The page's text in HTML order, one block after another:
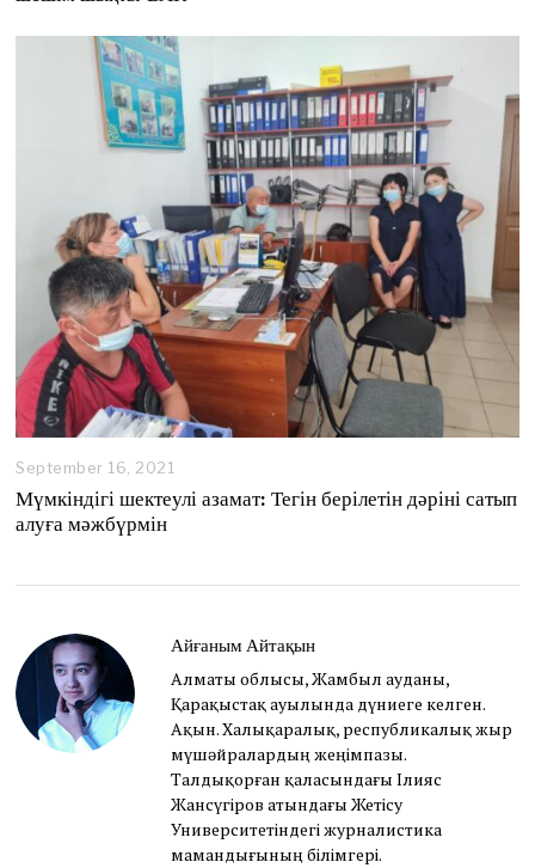
September 16, 2021
p
r
7
,
2
1
Мүмкіндігі шектеулі азамат: Тегін берілетін дәріні сатып
алуға мәжбүрмін
Айғаным Айтақын
Алматы облысы, Жамбыл ауданы,
Қарақыстақ ауылында дүниеге келген.
Ақын. Халықаралық, республикалық жыр
мүшәйралардың жеңімпазы.
Талдықорған қаласындағы Ілияс
Жансүгіров атындағы Жетісу
Университетіндегі журналистика
мамандығының білімгері.